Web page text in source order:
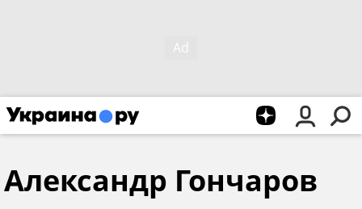
Александр Гончаров